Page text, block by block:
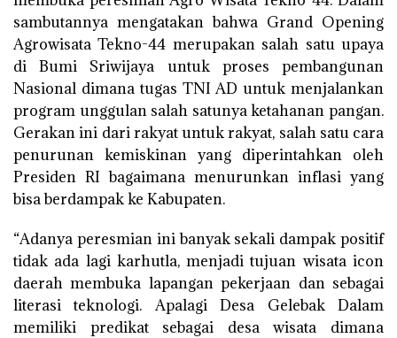
sambutannya mengatakan bahwa Grand Opening
Agrowisata Tekno-44 merupakan salah satu upaya
di Bumi Sriwijaya untuk proses pembangunan
Nasional dimana tugas TNI AD untuk menjalankan
program unggulan salah satunya ketahanan pangan.
Gerakan ini dari rakyat untuk rakyat, salah satu cara
penurunan kemiskinan yang diperintahkan oleh
Presiden RI bagaimana menurunkan inflasi yang
bisa berdampak ke Kabupaten.
“Adanya peresmian ini banyak sekali dampak positif
tidak ada lagi karhutla, menjadi tujuan wisata icon
daerah membuka lapangan pekerjaan dan sebagai
literasi teknologi. Apalagi Desa Gelebak Dalam
memiliki predikat sebagai desa wisata dimana